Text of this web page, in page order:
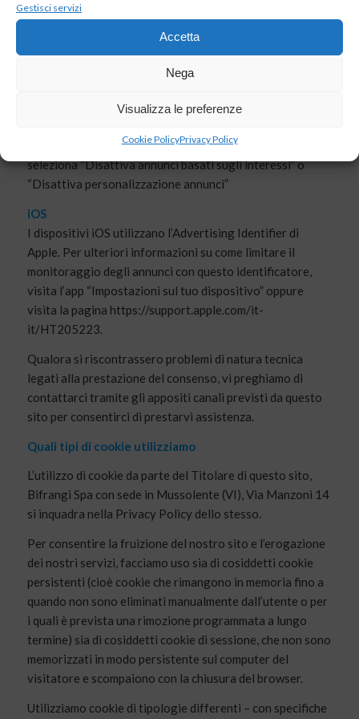
Gestisci servizi
Accetta
Nega
Visualizza le preferenze
Cookie PolicyPrivacy Policy
pubblicitari personalizzati modificando le impostazioni
dei tuoi dispositivi mobile, segui le indicazioni che trovi
qui di seguito:
sul tuo dispositivo apri l’app “Impostazioni Google”
seleziona “Annunci”
seleziona “Disattiva annunci basati sugli interessi” o
“Disattiva personalizzazione annunci”
iOS
I dispositivi iOS utilizzano l’Advertising Identifier di
Apple. Per ulteriori informazioni su come limitare il
monitoraggio degli annunci con questo identificatore,
visita l’app “Impostazioni sul tuo dispositivo” oppure
visita la pagina https://support.apple.com/it-
it/HT205223.
Qualora si riscontrassero problemi di natura tecnica
legati alla prestazione del consenso, vi preghiamo di
contattarci tramite gli appositi canali previsti da questo
sito per consentirci di prestarvi assistenza.
Quali tipi di cookie utilizziamo
L’utilizzo di cookie da parte del Titolare di questo sito,
Bifrangi Spa con sede in Mussolente (VI), Via Manzoni 14
si inquadra nella Privacy Policy dello stesso.
Per consentire la fruizione del nostro sito e l’erogazione
dei nostri servizi, facciamo uso sia di cosiddetti cookie
persistenti (cioè cookie che rimangono in memoria fino a
quando non sono eliminati manualmente dall’utente o per
i quali è prevista una rimozione programmata a lungo
termine) sia di cosiddetti cookie di sessione, che non sono
memorizzati in modo persistente sul computer del
visitatore e scompaiono con la chiusura del browser.
Utilizziamo cookie di tipologie differenti – con specifiche